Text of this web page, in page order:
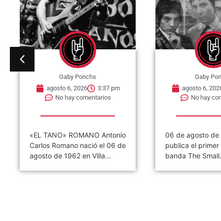
Gaby Ponchs
agosto 6, 2026
3:37 pm
No hay comentarios
«EL TANO» ROMANO Antonio
Carlos Romano nació el 06 de
agosto de 1962 en Villa...
Gaby
agosto 6,
No hay
06 de agosto de
publica el
banda The